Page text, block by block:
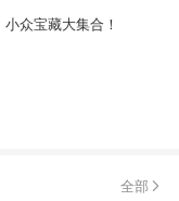
众宝藏大集合！
全部